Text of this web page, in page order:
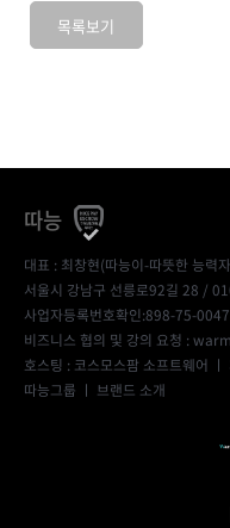
목록보기
따능
대표 : 최창현(따능이-따뜻한 능력
서울시 강남구 선릉로92길 28 /
사업자등록번호확인:898-75-
비즈니스 협의 및 강의 요청 :
호스팅 : 코스모스팜 소프트웨어 ㅣ
따능그룹 ㅣ 브랜드 소개